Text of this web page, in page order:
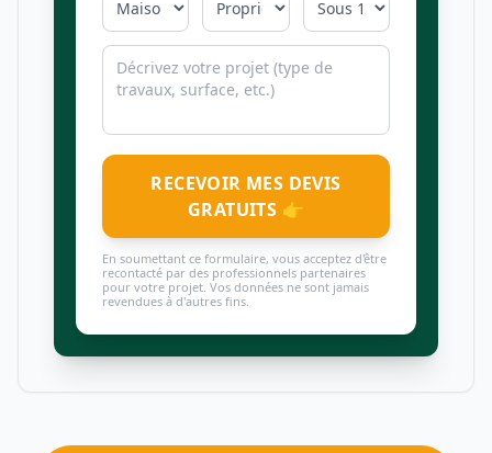
RECEVOIR MES DEVIS
GRATUITS 👉
En soumettant ce formulaire, vous acceptez d'être
recontacté par des professionnels partenaires
pour votre projet. Vos données ne sont jamais
revendues à d'autres fins.